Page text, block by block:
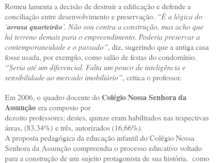
Romeu lamenta a decisão de destruir a edificação e defende a
conciliação entre desenvolvimento e preservação. “É a lógica do
‘arrasa quarteirão’. Não sou contra a construção, mas acho que
há terreno demais para o empreendimento. Poderia preservar a
contemporaneidade e o passado”, diz, sugerindo que a antiga casa
fosse usada, por exemplo, como salão de festas do condomínio.
“Seria até um diferencial. Falta um pouco de inteligência e
sensibilidade ao mercado imobiliário”, critica o professor.
Em 2006, o quadro docente doColégio Nossa Senhora da
Assunçãoera composto por
dezoito professores; destes, quinze eram habilitados nas respectivas
áreas, (83,34%) e três, autorizados (16,66%).
A proposta pedagógica da educação infantil do Colégio Nossa
Senhora da Assunção compreendia o processo educativo voltado
para a construção de um sujeito protagonista de sua história, como